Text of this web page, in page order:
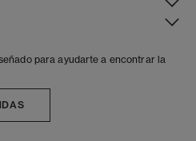
para ayudarte a encontrar la